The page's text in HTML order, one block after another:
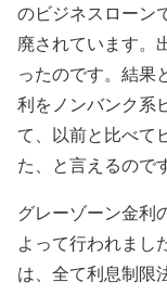
のビジネスローン
廃されています。
ったのです。結果
利をノンバンク系
て、以前と比べて
た、と言えるので
グレーゾーン金利
よって行われまし
は、全て利息制限